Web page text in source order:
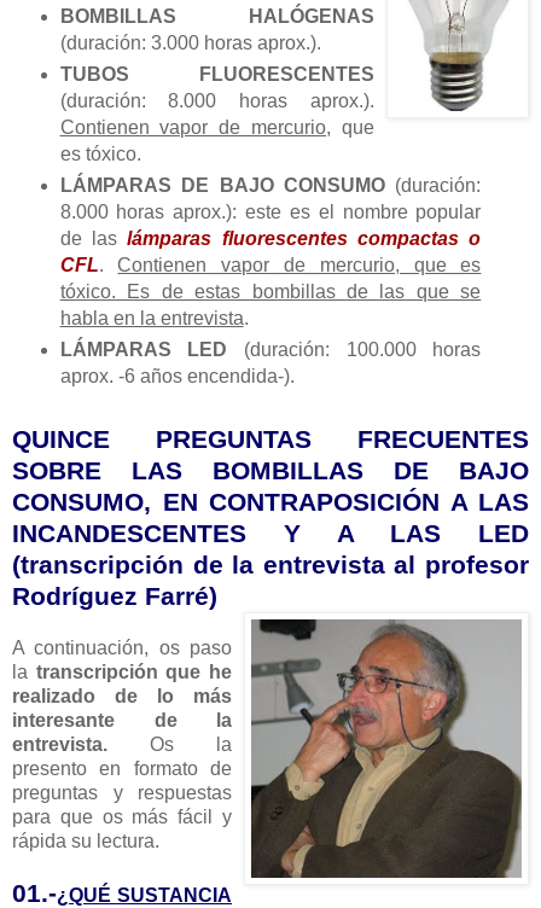
BOMBILLAS HALÓGENAS
(duración: 3.000 horas aprox.).
TUBOS FLUORESCENTES
(duración: 8.000 horas aprox.).
Contienen vapor de mercurio, que
es tóxico.
LÁMPARAS DE BAJO CONSUMO(duración:
8.000 horas aprox.): este es el nombre popular
de laslámparas fluorescentes compactas o
CFL.Contienen vapor de mercurio, que es
tóxico. Es de estas bombillas de las que se
habla en la entrevista.
LÁMPARAS LED (duración: 100.000 horas
aprox. -6 años encendida-).
QUINCE PREGUNTAS FRECUENTES
SOBRE LAS BOMBILLAS DE BAJO
CONSUMO, EN CONTRAPOSICIÓN A LAS
INCANDESCENTES Y A LAS LED
(transcripción de la entrevista al profesor
Rodríguez Farré)
A continuación, os paso
la transcripción que he
realizado de lo más
interesante de la
entrevista. Os la
presento en formato de
preguntas y respuestas
para que os más fácil y
rápida su lectura.
01.-¿QUÉ SUSTANCIA